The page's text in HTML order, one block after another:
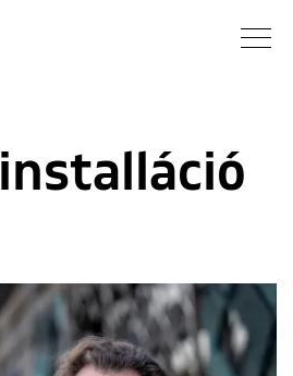
Galéria
Esszé
Blog
installáció